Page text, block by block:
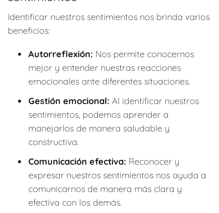
Identificar nuestros sentimientos nos brinda varios
beneficios:
Autorreflexión: Nos permite conocernos
mejor y entender nuestras reacciones
emocionales ante diferentes situaciones.
Gestión emocional: Al identificar nuestros
sentimientos, podemos aprender a
manejarlos de manera saludable y
constructiva.
Comunicación efectiva: Reconocer y
expresar nuestros sentimientos nos ayuda a
comunicarnos de manera más clara y
efectiva con los demás.